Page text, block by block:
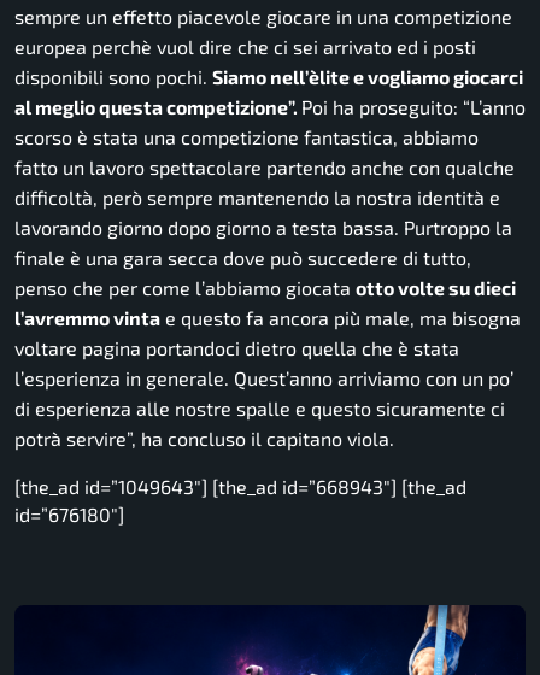
sempre un effetto piacevole giocare in una competizione
europea perchè vuol dire che ci sei arrivato ed i posti
disponibili sono pochi. Siamo nell’èlite e vogliamo giocarci
al meglio questa competizione”. Poi ha proseguito: “L’anno
scorso è stata una competizione fantastica, abbiamo
fatto un lavoro spettacolare partendo anche con qualche
difficoltà, però sempre mantenendo la nostra identità e
lavorando giorno dopo giorno a testa bassa. Purtroppo la
finale è una gara secca dove può succedere di tutto,
penso che per come l’abbiamo giocata otto volte su dieci
l’avremmo vinta e questo fa ancora più male, ma bisogna
voltare pagina portandoci dietro quella che è stata
l’esperienza in generale. Quest’anno arriviamo con un po’
di esperienza alle nostre spalle e questo sicuramente ci
potrà servire”, ha concluso il capitano viola.
[the_ad id=”1049643″] [the_ad id=”668943″] [the_ad
id=”676180″]